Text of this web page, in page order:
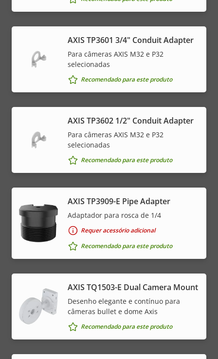
AXIS TP3601 3/4" Conduit Adapter
Para câmeras AXIS M32 e P32
selecionadas
Recomendado para este produto
AXIS TP3602 1/2" Conduit Adapter
Para câmeras AXIS M32 e P32
selecionadas
Recomendado para este produto
AXIS TP3909-E Pipe Adapter
Adaptador para rosca de 1/4
Requer acessório adicional
Recomendado para este produto
AXIS TQ1503-E Dual Camera Mount
Desenho elegante e contínuo para
câmeras bullet e dome Axis
Recomendado para este produto